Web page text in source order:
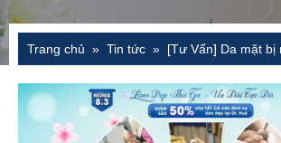
Trang chủ Tin tức [Tư Vấn] Da mặt